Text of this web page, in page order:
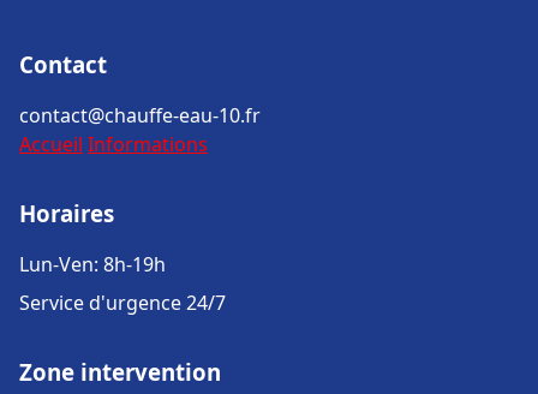
Contact
contact@chauffe-eau-10.fr
Accueil Informations
Horaires
Lun-Ven: 8h-19h
Service d'urgence 24/7
Zone intervention